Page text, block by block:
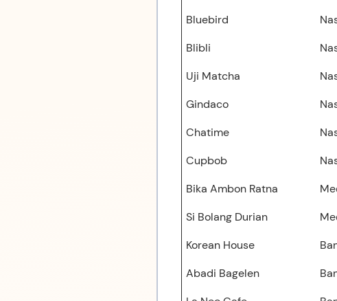
Bluebird
Blibli
Uji Matcha
Gindaco
Chatime
Cupbob
Bika Ambon Ratna
Si Bolang Durian
Korean House
Abadi Bagelen